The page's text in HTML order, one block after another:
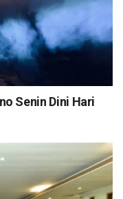
Senin Dini Hari